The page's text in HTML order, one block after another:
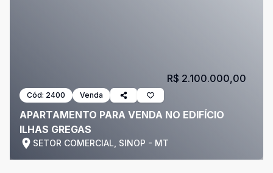
Cód: 2400 Venda
APARTAMENTO PARA VENDA NO EDIFÍCIO
ILHAS GREGAS
SETOR COMERCIAL, SINOP - MT
R$ 2.100.000,00